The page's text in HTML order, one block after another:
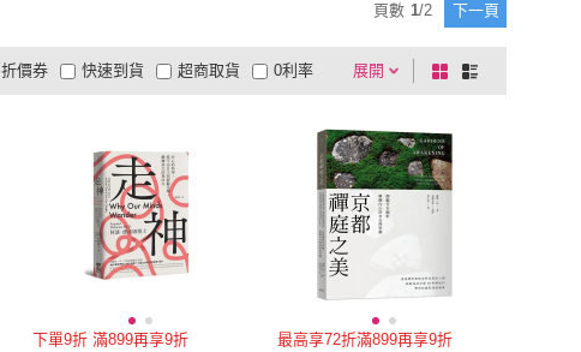
頁數 1/2 下一頁
展開
折價券
有影片
商品有量 電視購物
快速到貨 超商取貨 0利率
棋
盤
列
下單9折 滿899再享9折 最高享72折滿899再享9折